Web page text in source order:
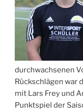
durchwachsenen
Rückschlägen war
mit Lars Frey und
Punktspiel der